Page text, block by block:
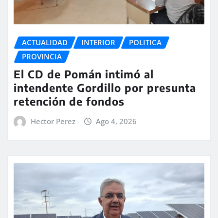
ACTUALIDAD INTERIOR
POLITICA
PROVINCIA
El CD de Pomán intimó al
intendente Gordillo por presunta
retención de fondos
Hector Perez Ago 4, 2026